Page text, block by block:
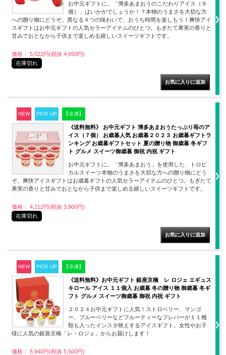
お中元ギフトに。「博多あまおうのこだわりアイス（９
個）」はいかがでしょうか！？本物のうまさを大切な方
への贈り物にどうぞ。異なる４つの味わいで、おうち時間を楽しもう！爽快アイ
スギフトはお中元ギフトの人気セラーアイテムのひとつ。もぎたて果実の香りと
甘みでおとなから子供まで楽しめる嬉しいスイーツギフトです。
価格： 5,022円(税抜 4,650円)
在庫切れ
NEW PICK UP 【冷凍】
《送料無料》 お中元ギフト 博多あまおうたっぷり苺のア
イス（７個） お歳暮人気 お歳暮２０２３ お歳暮ギフトラ
ンキング お歳暮ギフトセット 夏の贈り物 御歳暮 冬ギフ
ト グルメ スイーツ御歳暮 御祝 内祝 ギフト
お中元ギフトに。「博多あまおう」を使用した、トロピ
カルスイーツ本物のうまさを大切な方への贈り物にどう
ぞ。爽快アイスギフトはお歳暮ギフトの人気セラーアイテムのひとつ。もぎたて
果実の香りと甘みでおとなから子供まで楽しめる嬉しいスイーツギフトです。
価格： 4,212円(税抜 3,900円)
在庫切れ
NEW PICK UP 【冷凍】
《送料無料》お中元ギフト 銀座京橋 レ ロジェ エギュス
キロール アイス １１個入 お歳暮 冬の贈り物 御歳暮 冬ギ
フト グルメ スイーツ御歳暮 御祝 内祝 ギフト
２０２４お中元ギフトに人気！ストロベリー、マンゴ
ー、ブルーベリーなどフルーティーなフレバーが１１種
類も入ったインスタ映えするアイスギフト。女性やお子
様に人気の銀座京橋「レ・ロジェ」からお届けします！
価格： 5,940円(税抜 5,500円)